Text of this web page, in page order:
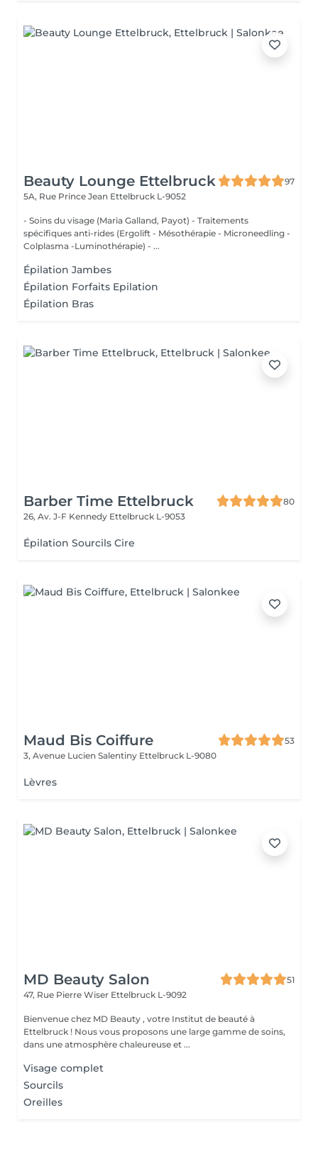
Beauty Lounge Ettelbruck
97
5A, Rue Prince Jean Ettelbruck L-9052
- Soins du visage (Maria Galland, Payot) - Traitements
spécifiques anti-rides (Ergolift - Mésothérapie - Microneedling -
Colplasma -Luminothérapie) - ...
Épilation Jambes
Épilation Forfaits Epilation
Épilation Bras
Barber Time Ettelbruck
80
26, Av. J-F Kennedy Ettelbruck L-9053
Épilation Sourcils Cire
Maud Bis Coiffure
53
3, Avenue Lucien Salentiny Ettelbruck L-9080
Lèvres
MD Beauty Salon
51
47, Rue Pierre Wiser Ettelbruck L-9092
Bienvenue chez MD Beauty , votre Institut de beauté à
Ettelbruck ! Nous vous proposons une large gamme de soins,
dans une atmosphère chaleureuse et ...
Visage complet
Sourcils
Oreilles